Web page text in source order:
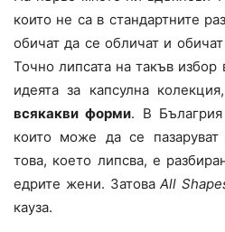
които не са в стандартните
обичат да се обличат и
Точно липсата на такъв
идеята за капсулна
всякакви форми. В
които може да се
това, което липсва, е
едрите жени. ЗатоваAll
кауза.